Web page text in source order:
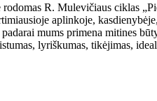
R. Mulevičiaus ciklas
aplinkoje,
padarai mums primena mitines
lyriškumas, tikėjimas,